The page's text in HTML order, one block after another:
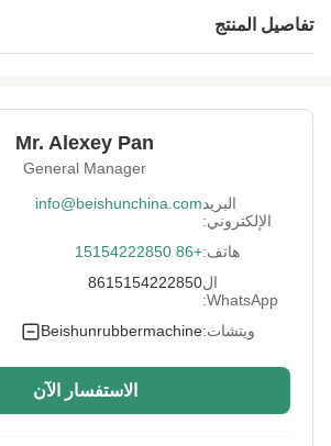
تفاصيل المنتج
آلة إعادة تدوير المطاط SGS Beishun
Mr. Alexey Pan
General Manager
البريد
الإلكتروني:
info@beishunchina.com
هاتف:+86 15154222850
ال
WhatsApp:
8615154222850
ويتشات:Beishunrubbermachine
الاستفسار الآن